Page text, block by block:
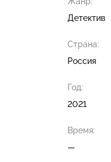
Детектив
Страна:
Россия
Год:
2021
Время:
—